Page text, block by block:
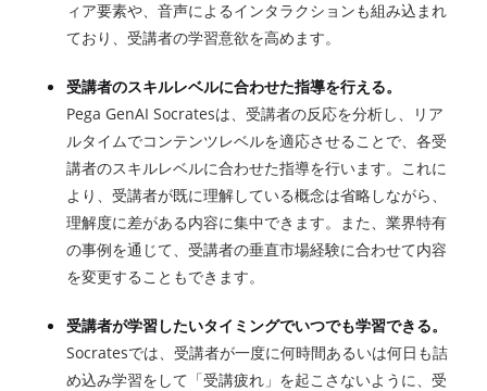
ィア要素や、音声によるインタラクションも組み込まれ
ており、受講者の学習意欲を高めます。
受講者のスキルレベルに合わせた指導を行える。
Pega GenAI Socratesは、受講者の反応を分析し、リア
ルタイムでコンテンツレベルを適応させることで、各受
講者のスキルレベルに合わせた指導を行います。これに
より、受講者が既に理解している概念は省略しながら、
理解度に差がある内容に集中できます。また、業界特有
の事例を通じて、受講者の垂直市場経験に合わせて内容
を変更することもできます。
受講者が学習したいタイミングでいつでも学習できる。
Socratesでは、受講者が一度に何時間あるいは何日も詰
め込み学習をして「受講疲れ」を起こさないように、受